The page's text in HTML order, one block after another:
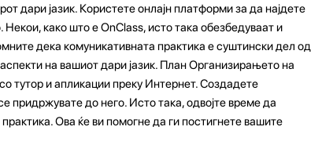
дари јазик. Користете онлајн платформи за да најдете
како што е OnClass, исто така обезбедуваат и
дека комуникативната практика е суштински дел од
на вашиот дари јазик. План Организирањето на
тутор и апликации преку Интернет. Создадете
придржувате до него. Исто така, одвојте време да
Ова ќе ви помогне да ги постигнете вашите